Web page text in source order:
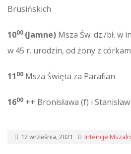
Brusińskich
1000 (Jamne) Msza Św. dz./bł. w
w 45 r. urodzin, od żony z
1100 Msza Święta za Parafian
1600 ++ Bronisława (f) i
12 września, 2021 Intencje